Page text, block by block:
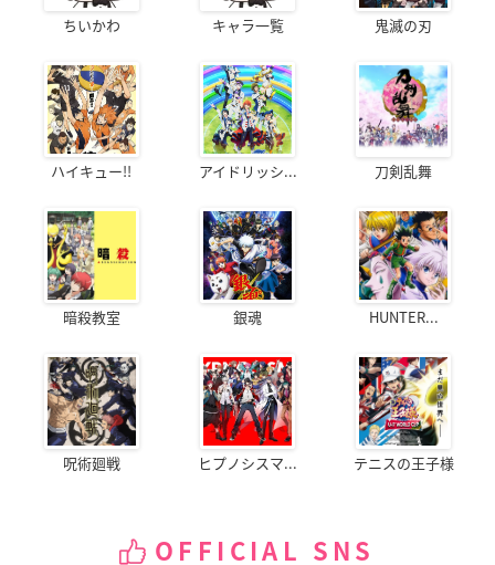
ちいかわ キャラ一覧 鬼滅の刃
ハイキュー!! アイドリッシ... 刀剣乱舞
暗殺教室 銀魂 HUNTER...
呪術廻戦 ヒプノシスマ... テニスの王子様
OFFICIAL SNS